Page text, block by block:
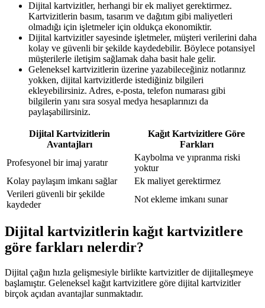
Dijital kartvizitler, herhangi bir ek maliyet gerektirmez.
Kartvizitlerin basım, tasarım ve dağıtım gibi maliyetleri
olmadığı için işletmeler için oldukça ekonomiktir.
Dijital kartvizitler sayesinde işletmeler, müşteri verilerini daha
kolay ve güvenli bir şekilde kaydedebilir. Böylece potansiyel
müşterilerle iletişim sağlamak daha basit hale gelir.
Geleneksel kartvizitlerin üzerine yazabileceğiniz notlarınız
yokken, dijital kartvizitlerde istediğiniz bilgileri
ekleyebilirsiniz. Adres, e-posta, telefon numarası gibi
bilgilerin yanı sıra sosyal medya hesaplarınızı da
paylaşabilirsiniz.
Dijital Kartvizitlerin
Avantajları
Kağıt Kartvizitlere Göre
Farkları
Profesyonel bir imaj yaratır
Kaybolma ve yıpranma riski
yoktur
Kolay paylaşım imkanı sağlar
Ek maliyet gerektirmez
Verileri güvenli bir şekilde
kaydeder
Not ekleme imkanı sunar
Dijital kartvizitlerin kağıt kartvizitlere
göre farkları nelerdir?
Dijital çağın hızla gelişmesiyle birlikte kartvizitler de dijitalleşmeye
başlamıştır. Geleneksel kağıt kartvizitlere göre dijital kartvizitler
birçok açıdan avantajlar sunmaktadır.